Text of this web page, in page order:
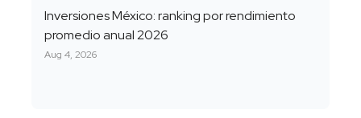
Inversiones México: ranking por rendimiento
promedio anual 2026
Aug 4, 2026